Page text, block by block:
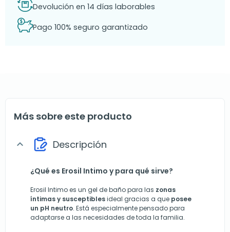
Devolución en 14 días laborables
Pago 100% seguro garantizado
Más sobre este producto
expand_more Descripción
¿Qué es Erosil Intimo y para qué sirve?
Erosil Intimo es un gel de baño para las zonas
íntimas y susceptiblesideal gracias a que posee
un pH neutro. Está especialmente pensado para
adaptarse a las necesidades de toda la familia.